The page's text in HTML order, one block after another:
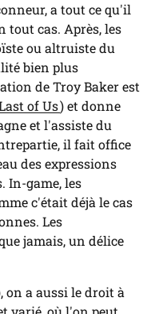
a tout ce qu'il
tout cas. Après, les
ou altruiste du
bien plus
de Troy Baker est
of Us) et donne
et l'assiste du
il fait office
des expressions
In-game, les
c'était déjà le cas
Les
jamais, un délice
on a aussi le droit à